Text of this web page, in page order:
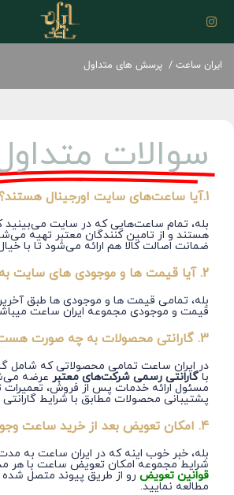
ایران ساعت / پرسش های متداول
سوالات
1.آیا ساعت‌های سایت اورجینال هستند؟
بله، تمام ساعت‌هایی که در سایت می‌بینید
هستند و از تامین کنندگان معتبر تهیه
ضمانت اصالت کالا هم ارائه می‌شود تا با
2. آیا قیمت ها و موجودی های سایت به روز هستند؟
بله، تمامی قیمت ها و موجودی ها طبق
قیمت و موجودی مجموعه ایران ساعت
3. گارانتی محصولات به چه صورت هست؟
در ایران ساعت تمامی محصولاتی که شامل
باگارانتی رسمی شرکت‌های معتبر عرضه
مسئول ارائه خدمات پس از فروش،
پشتیبانی محصولات مطابق با شرایط
4. امکان تعویض بعد از خرید ساعت وجود داره؟
بله، خبر خوب اینه که در ایران ساعت به
شرایط مجموعه امکان تعویض ساعت با هر
قوانین تعویض رو از طریق پیوند متصل
مطالعه نمایید.